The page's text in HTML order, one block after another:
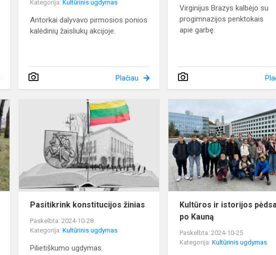
Kategorija:Kultūrinis ugdymas
Antorkai dalyvavo pirmosios ponios
kalėdinių žaisliukų akcijoje.
Plačiau
Virginijus Brazys kalbėjo su
progimnazijos penktokais
apie garbę.
Knygų
namelio
šventė
konstitucijos
žinias
Pasitikrink konstitucijos žinias
Paskelbta: 2024-10-28
Kategorija:Kultūrinis ugdymas
Pilietiškumo ugdymas.
Kultūros ir istorijos
po Kauną
Paskelbta: 2024-10-25
Kategorija:Kultūrinis ugdymas